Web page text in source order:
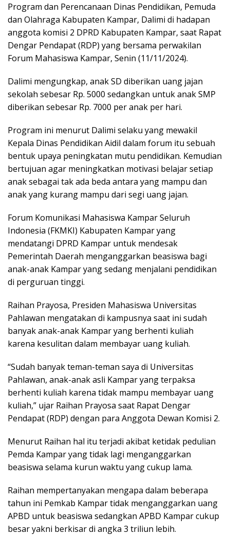
Program dan Perencanaan Dinas Pendidikan, Pemuda
dan Olahraga Kabupaten Kampar, Dalimi di hadapan
anggota komisi 2 DPRD Kabupaten Kampar, saat Rapat
Dengar Pendapat (RDP) yang bersama perwakilan
Forum Mahasiswa Kampar, Senin (11/11/2024).
Dalimi mengungkap, anak SD diberikan uang jajan
sekolah sebesar Rp. 5000 sedangkan untuk anak SMP
diberikan sebesar Rp. 7000 per anak per hari.
Program ini menurut Dalimi selaku yang mewakil
Kepala Dinas Pendidikan Aidil dalam forum itu sebuah
bentuk upaya peningkatan mutu pendidikan. Kemudian
bertujuan agar meningkatkan motivasi belajar setiap
anak sebagai tak ada beda antara yang mampu dan
anak yang kurang mampu dari segi uang jajan.
Forum Komunikasi Mahasiswa Kampar Seluruh
Indonesia (FKMKI) Kabupaten Kampar yang
mendatangi DPRD Kampar untuk mendesak
Pemerintah Daerah menganggarkan beasiswa bagi
anak-anak Kampar yang sedang menjalani pendidikan
di perguruan tinggi.
Raihan Prayosa, Presiden Mahasiswa Universitas
Pahlawan mengatakan di kampusnya saat ini sudah
banyak anak-anak Kampar yang berhenti kuliah
karena kesulitan dalam membayar uang kuliah.
“Sudah banyak teman-teman saya di Universitas
Pahlawan, anak-anak asli Kampar yang terpaksa
berhenti kuliah karena tidak mampu membayar uang
kuliah,” ujar Raihan Prayosa saat Rapat Dengar
Pendapat (RDP) dengan para Anggota Dewan Komisi 2.
Menurut Raihan hal itu terjadi akibat ketidak pedulian
Pemda Kampar yang tidak lagi menganggarkan
beasiswa selama kurun waktu yang cukup lama.
Raihan mempertanyakan mengapa dalam beberapa
tahun ini Pemkab Kampar tidak menganggarkan uang
APBD untuk beasiswa sedangkan APBD Kampar cukup
besar yakni berkisar di angka 3 triliun lebih.